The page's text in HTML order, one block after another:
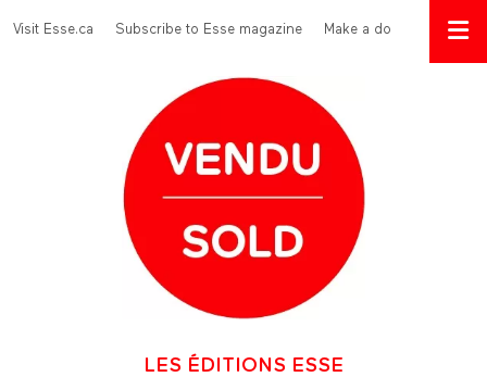
Menu Top
Visit Esse.ca Subscribe to Esse magazine Make a donation
LES ÉDITIONS ESSE